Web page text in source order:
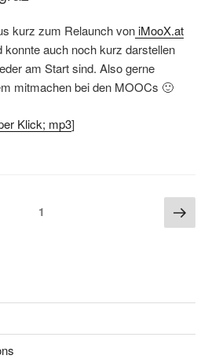
kurz zum Relaunch voniMooX.at
konnte auch noch kurz darstellen
am Start sind. Also gerne
mitmachen bei den MOOCs 🙂
Klick; mp3]
1
Seite